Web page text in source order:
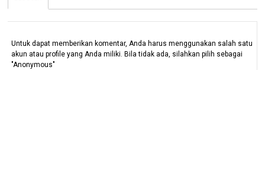
Untuk dapat memberikan komentar, Anda harus menggunakan salah satu
akun atau profile yang Anda miliki. Bila tidak ada, silahkan pilih sebagai
"Anonymous"